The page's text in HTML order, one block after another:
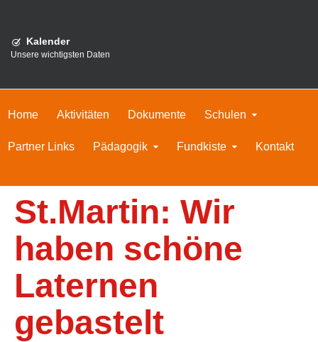
Kalender
Unsere wichtigsten Daten
Home Aktivitäten Dokumente Schulen
Partner Links Pädagogik Fundkiste Kontakt
St.Martin: Wir
haben schöne
Laternen
gebastelt